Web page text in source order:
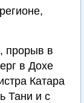
прорыв в
в Дохе
Катара
Тани и с